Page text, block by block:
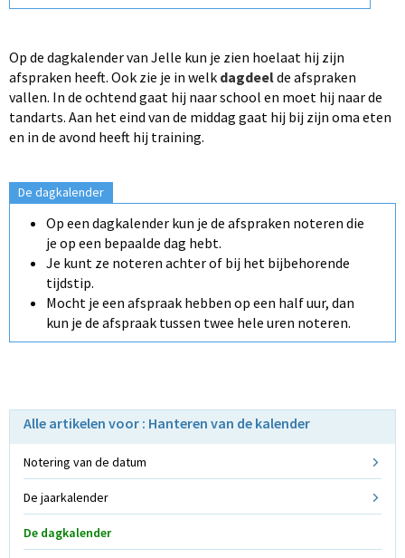
Op de dagkalender van Jelle kun je zien hoelaat hij zijn
afspraken heeft. Ook zie je in welk dagdeelde afspraken
vallen. In de ochtend gaat hij naar school en moet hij naar de
tandarts. Aan het eind van de middag gaat hij bij zijn oma eten
en in de avond heeft hij training.
De dagkalender
Op een dagkalender kun je de afspraken noteren die
je op een bepaalde dag hebt.
Je kunt ze noteren achter of bij het bijbehorende
tijdstip.
Mocht je een afspraak hebben op een half uur, dan
kun je de afspraak tussen twee hele uren noteren.
Alle artikelen voor : Hanteren van de kalender
Notering van de datum
De jaarkalender
De dagkalender